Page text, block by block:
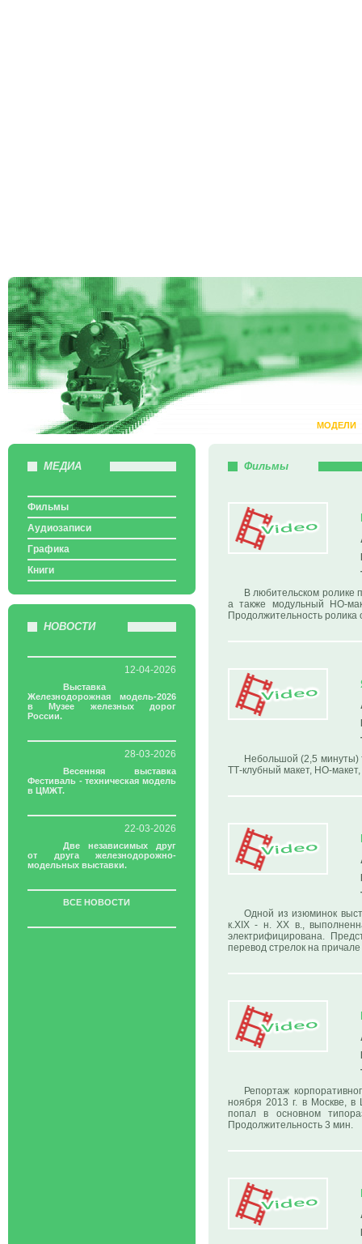
МОДЕЛИ
МЕДИА
Фильмы
Аудиозаписи
Графика
Книги
НОВОСТИ
12-04-2026
Выставка
Железнодорожная модель-2026
в Музее железных дорог
России.
28-03-2026
Весенняя выставка
Фестиваль - техническая модель
в ЦМЖТ.
22-03-2026
Две независимых друг
от друга железнодорожно-
модельных выставки.
ВСЕ НОВОСТИ
Фильмы
В любительском
а также модульный НО-
Продолжительность ролика
Небольшой (2,5 минуты)
ТТ-клубный макет, НО-
Одной из изюминок
к.XIX - н. ХХ в.,
электрифицирована.
перевод стрелок на
Репортаж
ноября 2013 г. в Москве, в
попал в основном
Продолжительность 3 мин.